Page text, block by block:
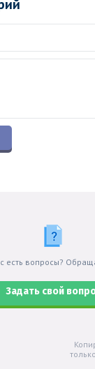
есть вопросы?
Задать свой